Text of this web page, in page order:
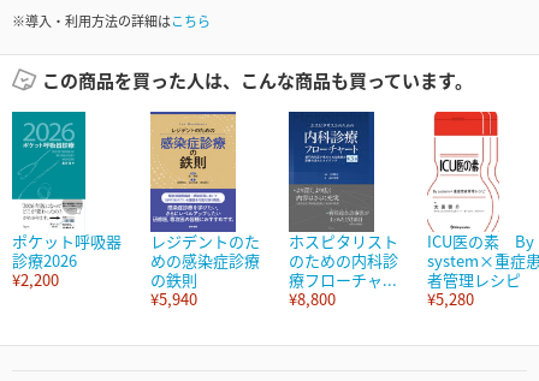
※導入・利用方法の詳細はこちら
この商品を買った人は、こんな商品も買っています。
ポケット呼吸器
診療2026
¥2,200
レジデントのた
めの感染症診療
の鉄則
¥5,940
ホスピタリスト
のための内科診
療フローチャ...
¥8,800
ICU医の素 By
system×重症
者管理レシピ
¥5,280